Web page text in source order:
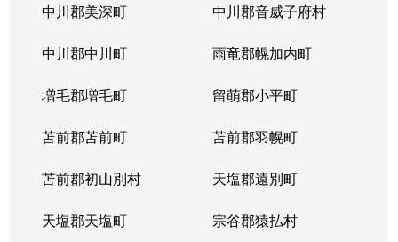
中川郡美深町 中川郡音威子府村
中川郡中川町 雨竜郡幌加内町
増毛郡増毛町 留萌郡小平町
苫前郡苫前町 苫前郡羽幌町
苫前郡初山別村 天塩郡遠別町
天塩郡天塩町 宗谷郡猿払村